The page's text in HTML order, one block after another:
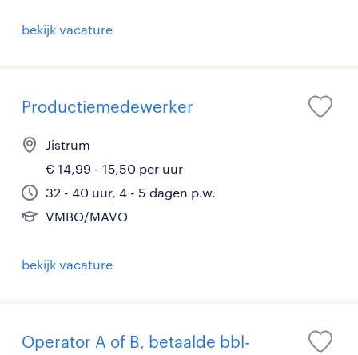
bekijk vacature
Productiemedewerker
Jistrum
€ 14,99 - 15,50 per uur
32 - 40 uur, 4 - 5 dagen p.w.
VMBO/MAVO
bekijk vacature
Operator A of B, betaalde bbl-